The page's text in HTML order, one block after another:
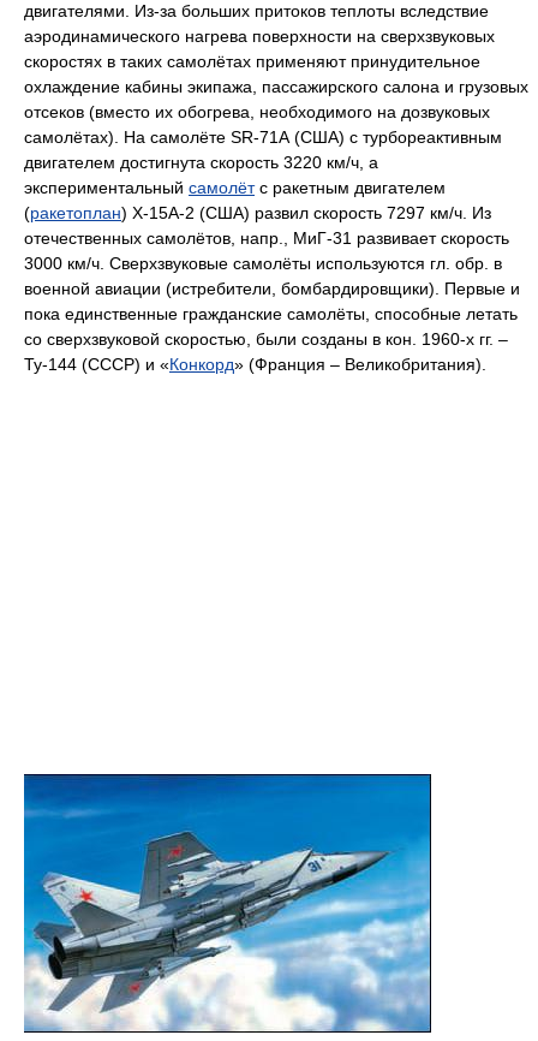
двигателями. Из-за больших притоков теплоты вследствие
аэродинамического нагрева поверхности на сверхзвуковых
скоростях в таких самолётах применяют принудительное
охлаждение кабины экипажа, пассажирского салона и грузовых
отсеков (вместо их обогрева, необходимого на дозвуковых
самолётах). На самолёте SR-71А (США) с турбореактивным
двигателем достигнута скорость 3220 км/ч, а
экспериментальный самолётс ракетным двигателем
(ракетоплан) Х-15А-2 (США) развил скорость 7297 км/ч. Из
отечественных самолётов, напр., МиГ-31 развивает скорость
3000 км/ч. Сверхзвуковые самолёты используются гл. обр. в
военной авиации (истребители, бомбардировщики). Первые и
пока единственные гражданские самолёты, способные летать
со сверхзвуковой скоростью, были созданы в кон. 1960-х гг. –
Ту-144 (СССР) и «Конкорд» (Франция – Великобритания).